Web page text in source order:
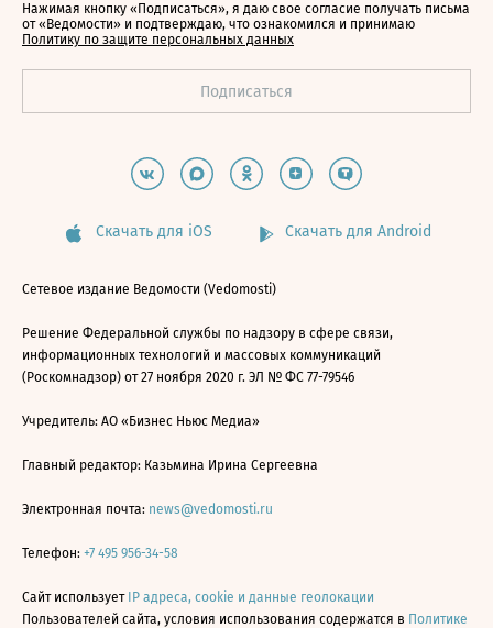
Нажимая кнопку «Подписаться», я даю свое согласие получать письма
от «Ведомости» и подтверждаю, что ознакомился и принимаю
Политику по защите персональных данных
Скачать для iOS Скачать для Android
Сетевое издание Ведомости (Vedomosti)
Решение Федеральной службы по надзору в сфере связи,
информационных технологий и массовых коммуникаций
(Роскомнадзор) от 27 ноября 2020 г. ЭЛ № ФС 77-79546
Учредитель: АО «Бизнес Ньюс Медиа»
Главный редактор: Казьмина Ирина Сергеевна
Электронная почта: news@vedomosti.ru
Телефон: +7 495 956-34-58
Сайт использует IP адреса, cookie и данные геолокации
Пользователей сайта, условия использования содержатся в Политике